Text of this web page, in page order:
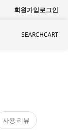
회원가입로그인
SEARCHCART
사용 리뷰